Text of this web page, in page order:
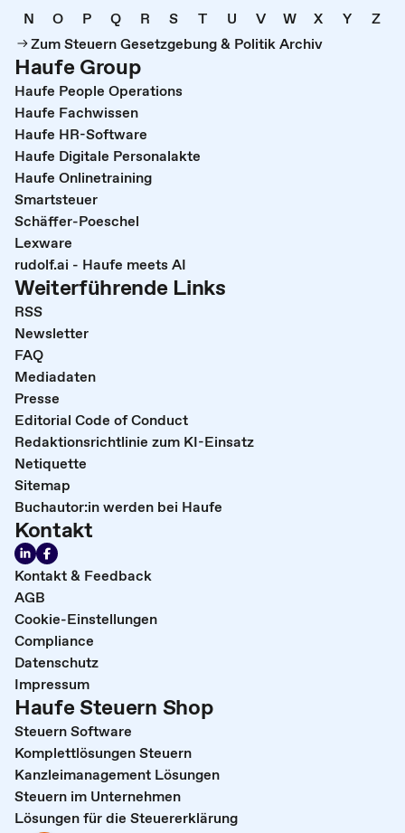
N
O P Q R S T U V W X Y
Z
Zum Steuern Gesetzgebung & Politik Archiv
Haufe Group
Haufe People Operations
Haufe Fachwissen
Haufe HR-Software
Haufe Digitale Personalakte
Haufe Onlinetraining
Smartsteuer
Schäffer-Poeschel
Lexware
rudolf.ai - Haufe meets AI
Weiterführende Links
RSS
Newsletter
FAQ
Mediadaten
Presse
Editorial Code of Conduct
Redaktionsrichtlinie zum KI-Einsatz
Netiquette
Sitemap
Buchautor:in werden bei Haufe
Kontakt
Kontakt & Feedback
AGB
Cookie-Einstellungen
Compliance
Datenschutz
Impressum
Haufe Steuern Shop
Steuern Software
Komplettlösungen Steuern
Kanzleimanagement Lösungen
Steuern im Unternehmen
Lösungen für die Steuererklärung